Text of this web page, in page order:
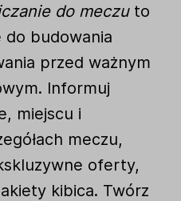
do meczuto
do budowania
przed ważnym
Informuj
miejscu i
meczu,
oferty,
kibica. Twórz